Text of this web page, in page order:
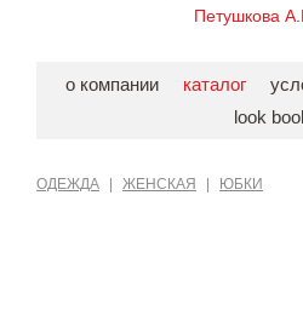
Петушкова
о компании каталог
look
ОДЕЖДА ЖЕНСКАЯ ЮБКИ